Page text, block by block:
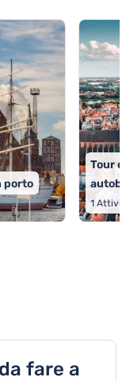
porto
Tour
1
fare a